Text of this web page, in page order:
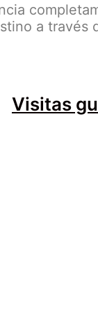
a
Visitas